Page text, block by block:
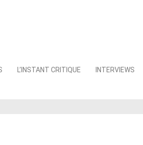
L’INSTANT CRITIQUE INTERVIEWS